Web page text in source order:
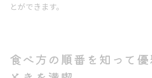
とができます。
食べ方の順番を知って優